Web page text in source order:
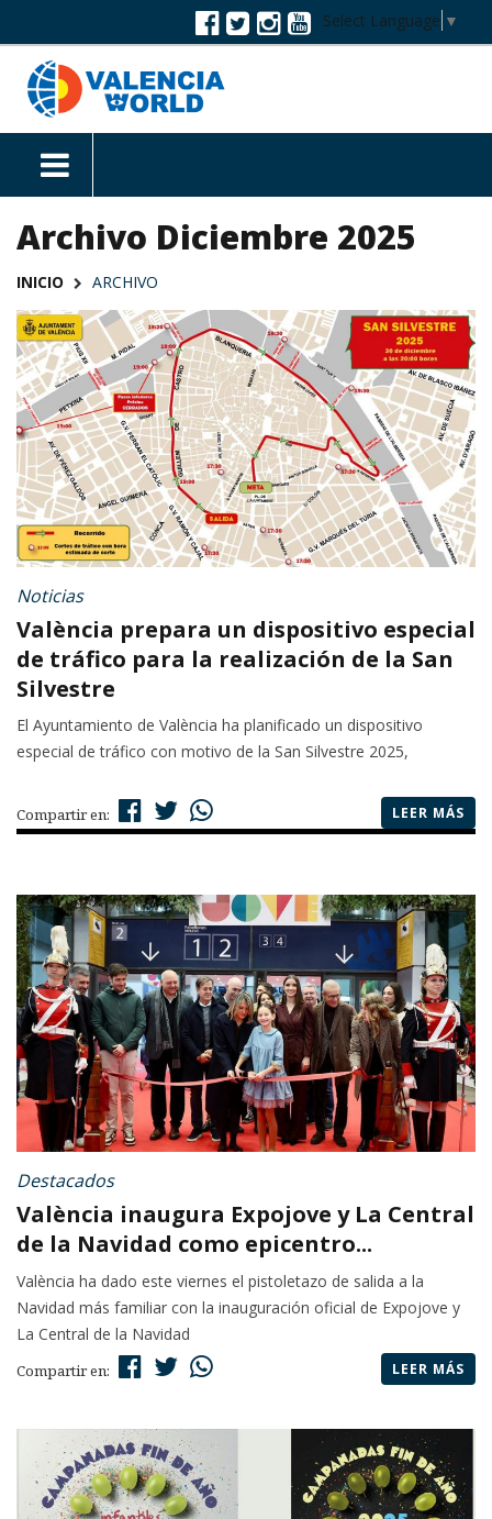
Select Language ▼
Archivo Diciembre 2025
INICIO ARCHIVO
Noticias
València prepara un dispositivo especial
de tráfico para la realización de la San
Silvestre
El Ayuntamiento de València ha planificado un dispositivo
especial de tráfico con motivo de la San Silvestre 2025,
Compartir en: LEER MÁS
Destacados
València inaugura Expojove y La Central
de la Navidad como epicentro...
València ha dado este viernes el pistoletazo de salida a la
Navidad más familiar con la inauguración oficial de Expojove y
La Central de la Navidad
Compartir en: LEER MÁS